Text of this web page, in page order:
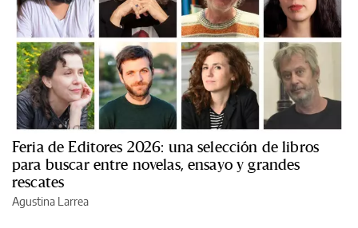
Feria de Editores 2026: una selección de libros
para buscar entre novelas, ensayo y grandes
rescates
Agustina Larrea